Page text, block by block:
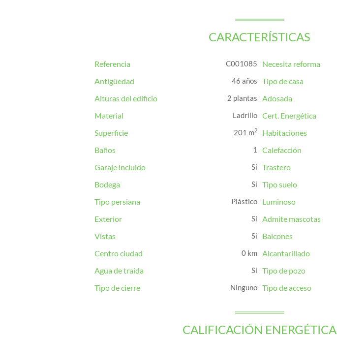
CARACTERÍSTICAS
Referencia C001085
Necesita reforma
Antigüedad
46 años Tipo de casa
Alturas del edificio 2 plantas
Adosada
Material
Ladrillo Cert. Energética
Superficie
201 m2 Habitaciones
Baños 1
Calefacción
Garaje incluido
Trastero
Bodega
Tipo suelo
Tipo persiana Plástico
Luminoso
Exterior
Admite mascotas
Vistas
Balcones
Centro ciudad 0 km Alcantarillado
Agua de traida
Tipo de pozo
Tipo de cierre Ninguno Tipo de acceso
CALIFICACIÓN ENERGÉTICA